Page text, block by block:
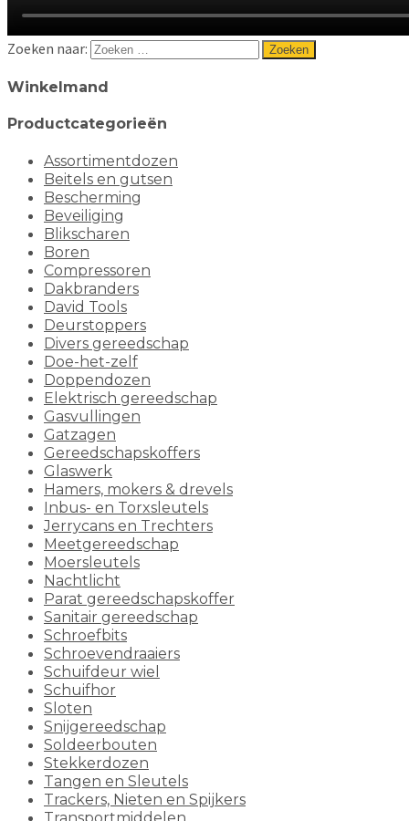
Zoeken naar:
Winkelmand
Productcategorieën
Assortimentdozen
Beitels en gutsen
Bescherming
Beveiliging
Blikscharen
Boren
Compressoren
Dakbranders
David Tools
Deurstoppers
Divers gereedschap
Doe-het-zelf
Doppendozen
Elektrisch gereedschap
Gasvullingen
Gatzagen
Gereedschapskoffers
Glaswerk
Hamers, mokers & drevels
Inbus- en Torxsleutels
Jerrycans en Trechters
Meetgereedschap
Moersleutels
Nachtlicht
Parat gereedschapskoffer
Sanitair gereedschap
Schroefbits
Schroevendraaiers
Schuifdeur wiel
Schuifhor
Sloten
Snijgereedschap
Soldeerbouten
Stekkerdozen
Tangen en Sleutels
Trackers, Nieten en Spijkers